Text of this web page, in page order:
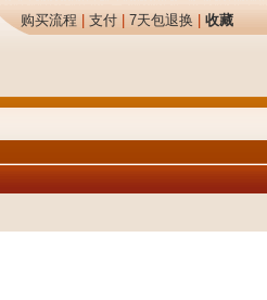
购买流程 支付 7天包退换 收藏